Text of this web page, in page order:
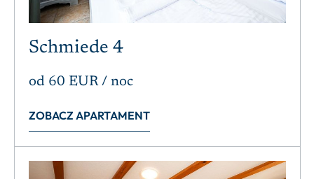
Schmiede 4
od 60 EUR/ noc
ZOBACZ APARTAMENT